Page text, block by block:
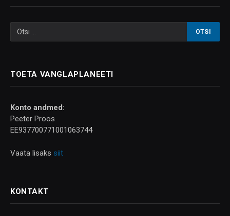
TOETA VANGLAPLANEETI
Konto andmed:
Peeter Proos
EE937700771001063744
Vaata lisaks siit
KONTAKT